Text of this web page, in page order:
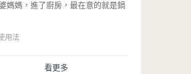
媽媽，進了廚房，最在意的就是鍋
後，就深受普羅大眾的喜愛，而鍋
不沾系列的鍋具，更年年穩居銷售排
用法
看更多